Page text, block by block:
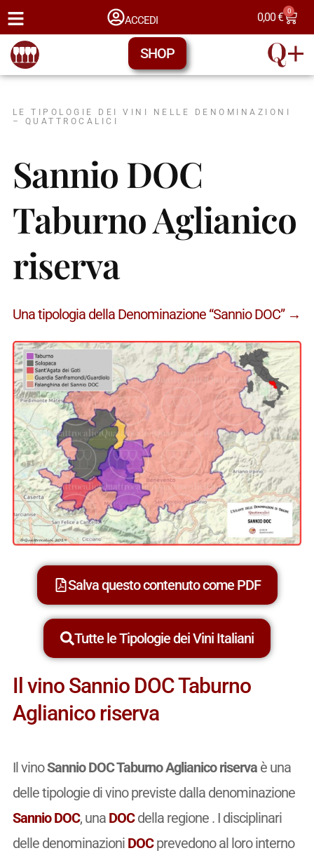
ACCEDI 0,00€ 0
SHOP
LE TIPOLOGIE DEI VINI NELLE DENOMINAZIONI
– QUATTROCALICI
Sannio DOC
Taburno Aglianico
riserva
Una tipologia della Denominazione “Sannio DOC” →
Salva questo contenuto come PDF
Tutte le Tipologie dei Vini Italiani
Il vino Sannio DOC Taburno
Aglianico riserva
Il vinoSannio DOC Taburno Aglianico riservaè una
delle tipologie di vino previste dalla denominazione
Sannio DOC, una DOCdella regione . I disciplinari
delle denominazioni DOCprevedono al loro interno